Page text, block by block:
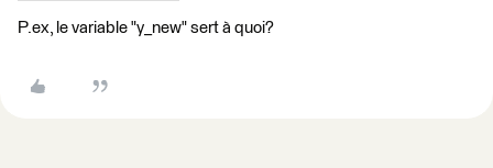
P.ex, le variable "y_new" sert à quoi?